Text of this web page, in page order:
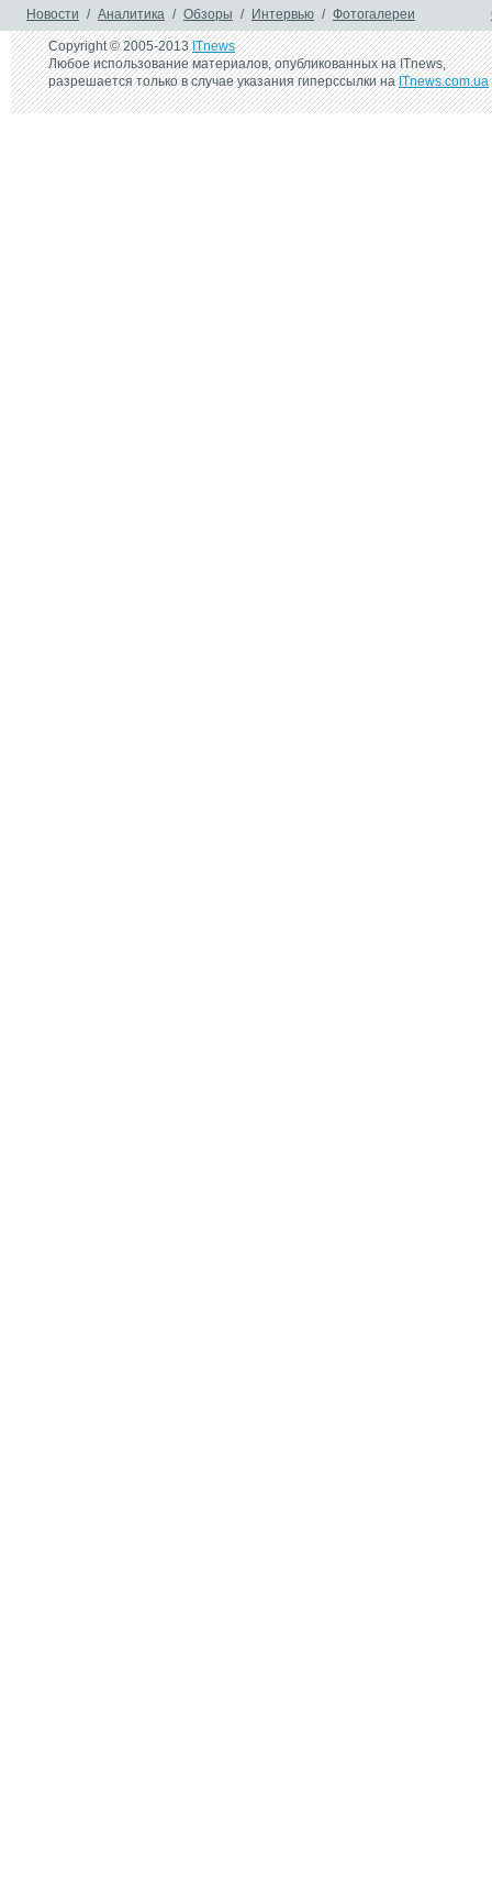
Новости / Аналитика / Обзоры / Интервью / Фотогалереи
Copyright © 2005-2013ITnews
Любое использование материалов, опубликованных на ITnews,
разрешается только в случае указания гиперссылки наITnews.com.ua